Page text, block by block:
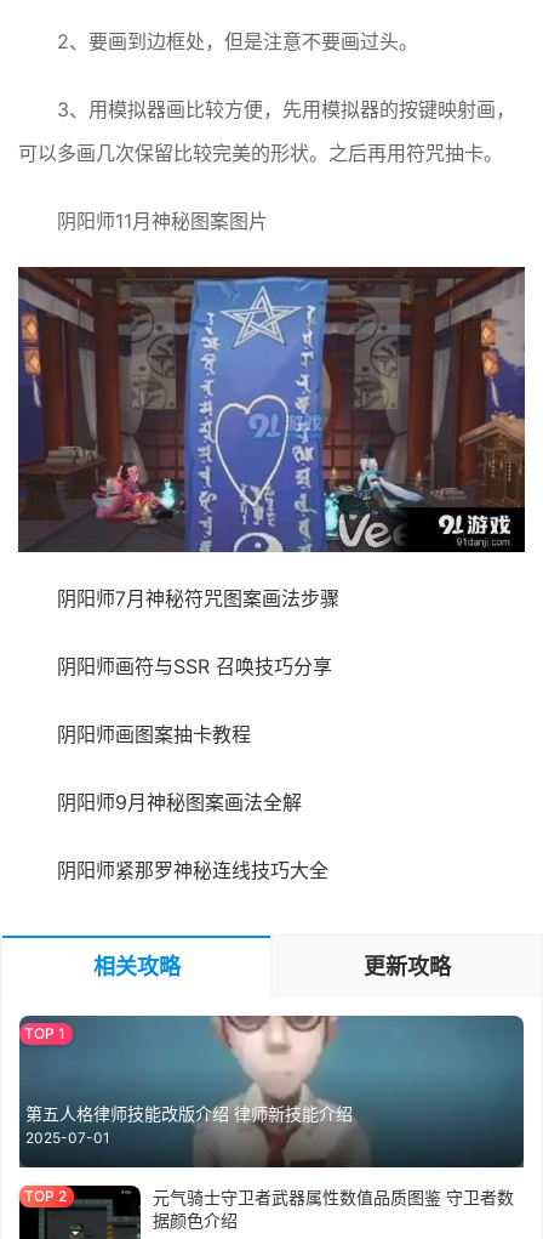
2、要画到边框处，但是注意不要画过头。
3、用模拟器画比较方便，先用模拟器的按键映射画，
可以多画几次保留比较完美的形状。之后再用符咒抽卡。
阴阳师11月神秘图案图片
阴阳师7月神秘符咒图案画法步骤
阴阳师画符与SSR 召唤技巧分享
阴阳师画图案抽卡教程
阴阳师9月神秘图案画法全解
阴阳师紧那罗神秘连线技巧大全
相关攻略 更新攻略
第五人格律师技能改版介绍 律师新技能介绍
2025-07-01
元气骑士守卫者武器属性数值品质图鉴 守卫者数
据颜色介绍